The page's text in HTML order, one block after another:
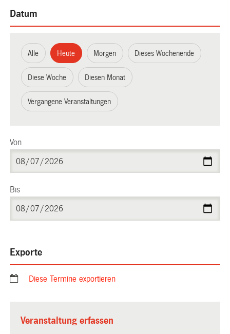
Datum
Alle Heute Morgen Dieses Wochenende
Diese Woche Diesen Monat
Vergangene Veranstaltungen
Von
Bis
Exporte
Diese Termine exportieren
Veranstaltung erfassen